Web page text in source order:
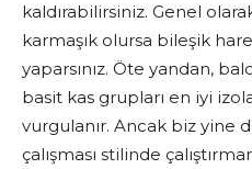
kaldırabilirsiniz. Genel
karmaşık olursa bileşik
yaparsınız. Öte yandan,
basit kas grupları en iyi
vurgulanır. Ancak biz yine
çalışması stilinde